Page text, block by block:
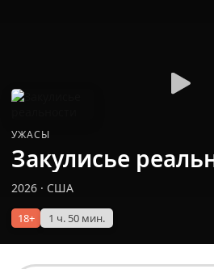
УЖАСЫ
Закулисье
2026 · США
18+ 1 ч. 50 мин.